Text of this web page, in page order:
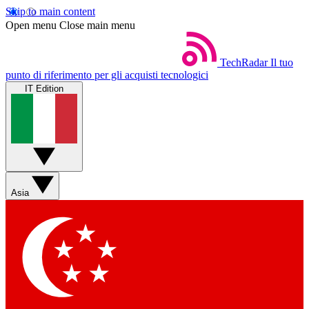
Skip to main content
Open menu Close main menu
TechRadar Il tuo
punto di riferimento per gli acquisti tecnologici
IT Edition
Asia